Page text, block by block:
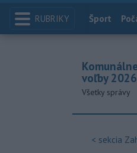
RUBRIKY Index
Šport
voľby 2026
Všetky správy
< sekcia